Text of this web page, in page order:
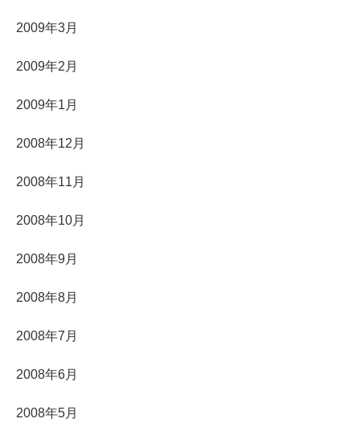
2009年3月
2009年2月
2009年1月
2008年12月
2008年11月
2008年10月
2008年9月
2008年8月
2008年7月
2008年6月
2008年5月